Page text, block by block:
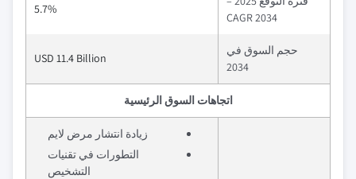
2034 CAGR
5.7%
حجم السوق في
2034
USD 11.4 Billion
اتجاهات السوق الرئيسية
زيادة انتشار مرض لايم
التطورات في تقنيات
التشخيص